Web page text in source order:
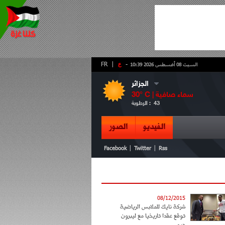
- ع FR السبت 08 أغسطس 2026 10:39
الجزائر
30° C | سماء صافية
الرطوبة : 43
الفيديو الصور
Facebook Twitter Rss
08/12/2015
شركة نايك للملابس الرياضية
توقع عقدا تاريخيا مع ليبرون